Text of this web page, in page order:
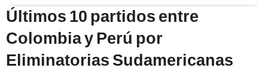
Últimos 10 partidos entre
Colombia y Perú por
Eliminatorias Sudamericanas